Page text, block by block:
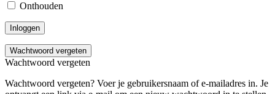
Onthouden
Inloggen
Wachtwoord vergeten
Wachtwoord vergeten
Wachtwoord vergeten? Voer je gebruikersnaam of e-mailadres in. Je